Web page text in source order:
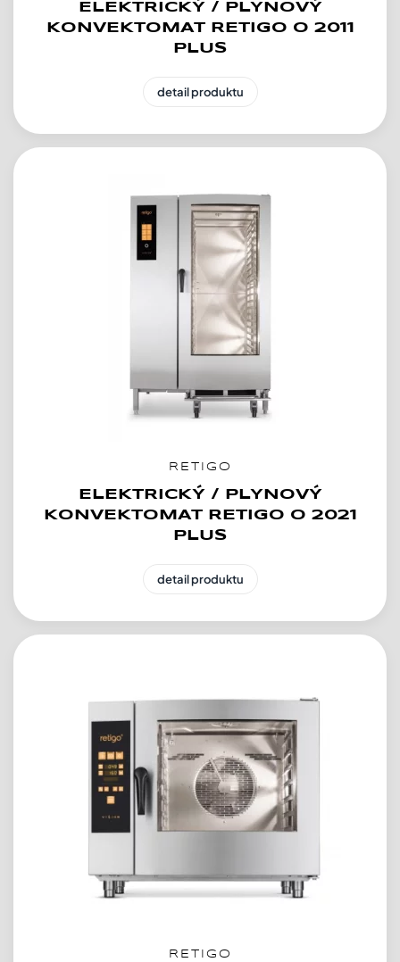
ELEKTRICKÝ / PLYNOVÝ
KONVEKTOMAT RETIGO O 2011
PLUS
detail produktu
RETIGO
ELEKTRICKÝ / PLYNOVÝ
KONVEKTOMAT RETIGO O 2021
PLUS
detail produktu
RETIGO